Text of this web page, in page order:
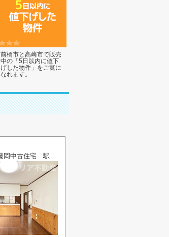
前橋市と高崎市で販売
中の「5日以内に値下
げした物件」をご覧に
なれます。
7/28値下げ☆藤岡中古住宅 駅まで12分、駐車2台！